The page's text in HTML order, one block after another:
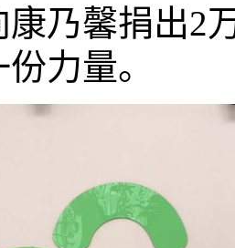
康乃馨捐出2
力量。